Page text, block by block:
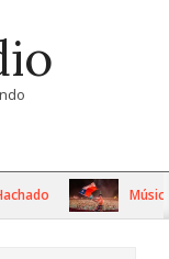
Música: